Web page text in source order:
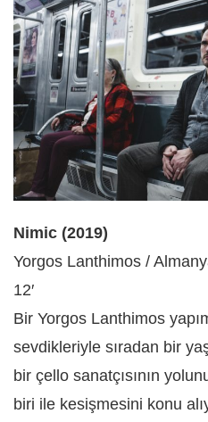
Nimic (2019)
Yorgos Lanthimos /
12′
Bir Yorgos Lanthimos
sevdikleriyle sıradan bir
bir çello sanatçısının
biri ile kesişmesini konu